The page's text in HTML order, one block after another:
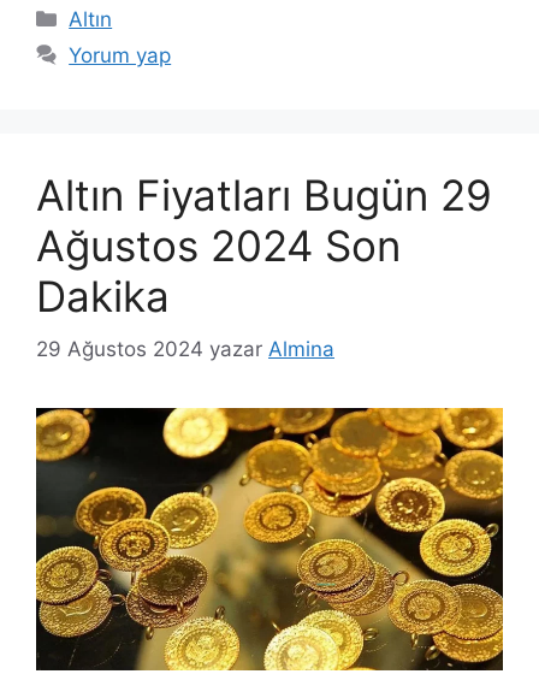
Kategoriler
Altın
Yorum yap
Altın Fiyatları Bugün 29
Ağustos 2024 Son
Dakika
29 Ağustos 2024 yazar Almina